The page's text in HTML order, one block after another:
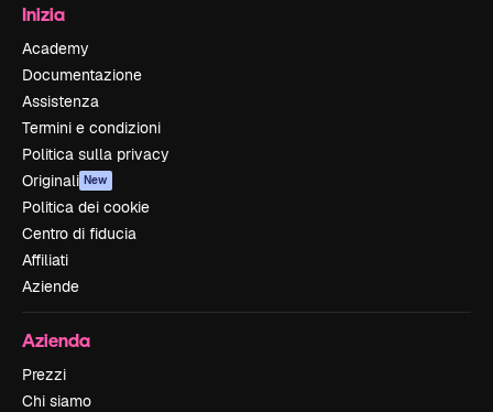
Inizia
Academy
Documentazione
Assistenza
Termini e condizioni
Politica sulla privacy
Originali New
Politica dei cookie
Centro di fiducia
Affiliati
Aziende
Azienda
Prezzi
Chi siamo